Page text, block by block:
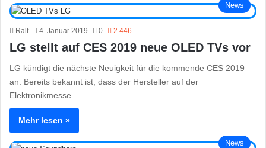
News
Ralf 4. Januar 2019 0 2.446
LG stellt auf CES 2019 neue OLED TVs vor
LG kündigt die nächste Neuigkeit für die kommende CES 2019
an. Bereits bekannt ist, dass der Hersteller auf der
Elektronikmesse…
Mehr lesen »
News